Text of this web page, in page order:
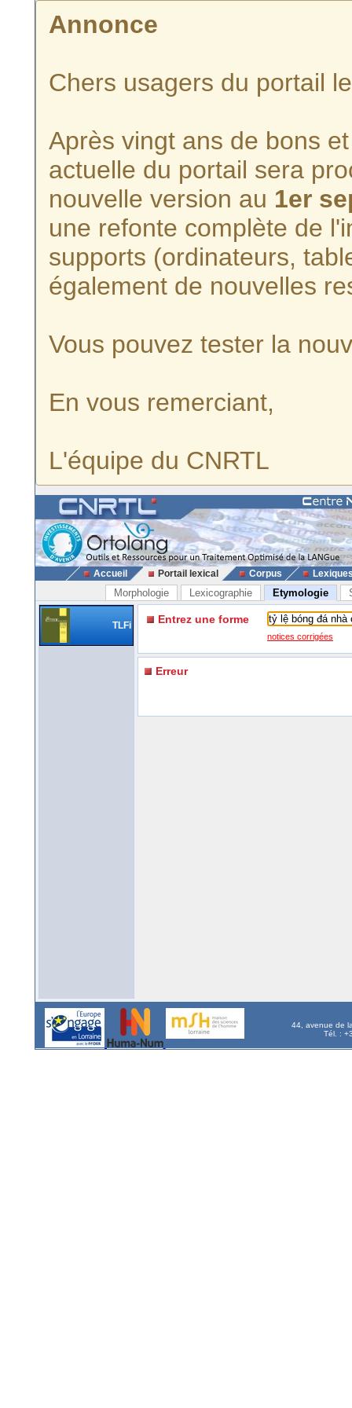
Annonce
Chers usagers du portail
Après vingt ans de bons
actuelle du portail sera
nouvelle version au 1er
une refonte complète de
supports (ordinateurs,
également de nouvelles
Vous pouvez tester la
En vous remerciant,
L'équipe du CNRTL
Accueil Portail lexical Corpus
Morphologie Lexicographie Etymologie
TLFi Entrez une forme
notices corrigées
Erreur
44, avenue de
Tél. :